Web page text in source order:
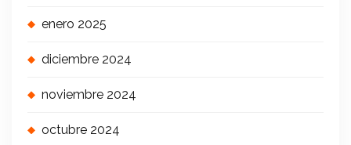
enero 2025
diciembre 2024
noviembre 2024
octubre 2024